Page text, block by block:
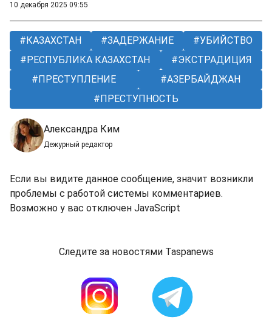
10 декабря 2025 09:55
КАЗАХСТАН ЗАДЕРЖАНИЕ
УБИЙСТВО
РЕСПУБЛИКА КАЗАХСТАН
ЭКСТРАДИЦИЯ
ПРЕСТУПЛЕНИЕ
АЗЕРБАЙДЖАН
ПРЕСТУПНОСТЬ
Александра Ким
Дежурный редактор
Если вы видите данное сообщение, значит возникли
проблемы с работой системы комментариев.
Возможно у вас отключен JavaScript
Следите за новостями Taspanews